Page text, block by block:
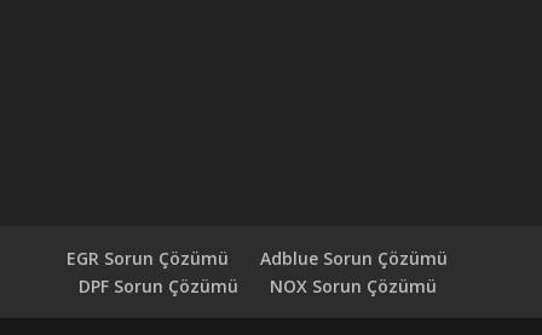
EGR Sorun Çözümü
Adblue Sorun Çözümü
DPF Sorun Çözümü
NOX Sorun Çözümü